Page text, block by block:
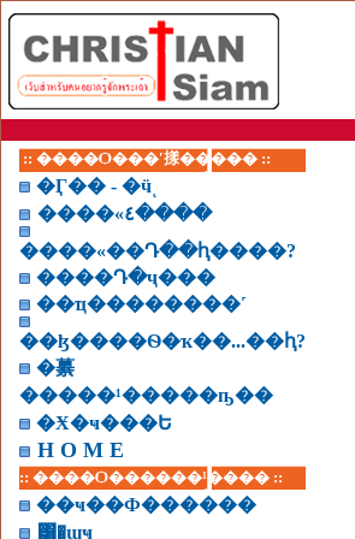
:: ����Ѻ���ʹ㨾����� ::
�Ӷ�� - �ӵͺ
����«٤����
����«��Դ��ԧ����?
����Դ�ҷ���
��ҵ��������˹
��ɮ����Ѳ�ҡ��...��ԧ?
�繤
�����¹�����ҧ��
�Ӿ�ҹ���Ե
H O M E
:: ����Ѻ������¹���� ::
��ҹ��Ф������
͸�ɰҹ